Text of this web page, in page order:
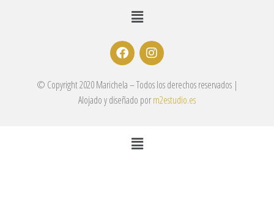
© Copyright 2020 Marichela – Todos los derechos reservados |
Alojado y diseñado porm2estudio.es